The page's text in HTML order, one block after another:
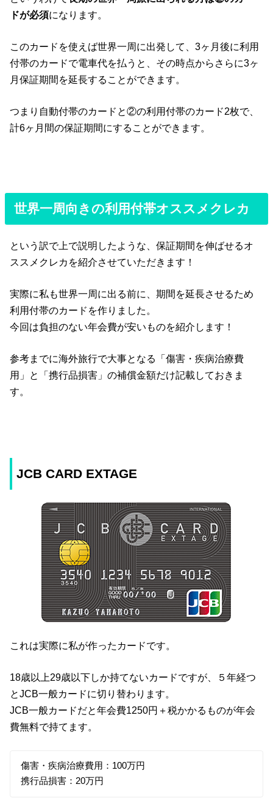
ドが必須になります。
このカードを使えば世界一周に出発して、3ヶ月後に利用
付帯のカードで電車代を払うと、その時点からさらに3ヶ
月保証期間を延長することができます。
つまり自動付帯のカードと②の利用付帯のカード2枚で、
計6ヶ月間の保証期間にすることができます。
世界一周向きの利用付帯オススメクレカ
という訳で上で説明したような、保証期間を伸ばせるオ
ススメクレカを紹介させていただきます！
実際に私も世界一周に出る前に、期間を延長させるため
利用付帯のカードを作りました。
今回は負担のない年会費が安いものを紹介します！
参考までに海外旅行で大事となる「傷害・疾病治療費
用」と「携行品損害」の補償金額だけ記載しておきま
す。
JCB CARD EXTAGE
これは実際に私が作ったカードです。
18歳以上29歳以下しか持てないカードですが、５年経つ
とJCB一般カードに切り替わります。
JCB一般カードだと年会費1250円＋税かかるものが年会
費無料で持てます。
傷害・疾病治療費用：100万円
携行品損害：20万円